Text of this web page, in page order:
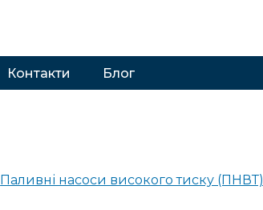
Контакти Блог
Паливні насоси високого тиску (ПНВТ)